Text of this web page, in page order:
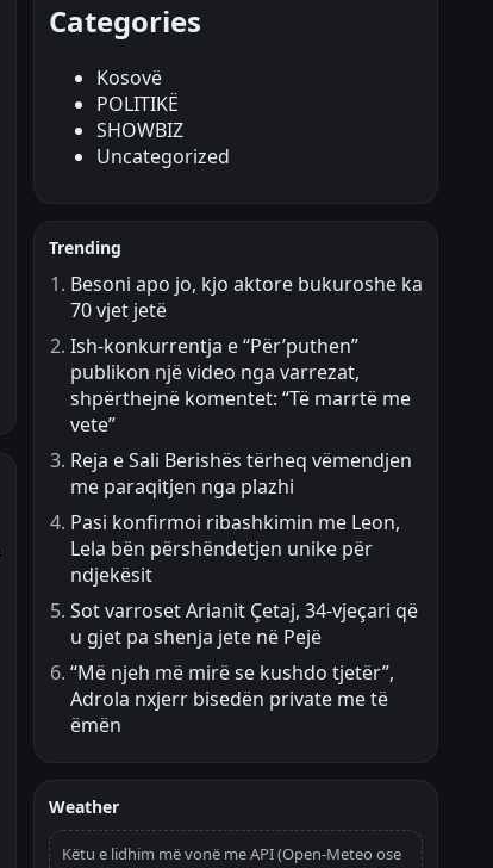
Categories
Kosovë
POLITIKË
SHOWBIZ
Uncategorized
Trending
Besoni apo jo, kjo aktore bukuroshe ka
70 vjet jetë
Ish-konkurrentja e “Për’puthen”
publikon një video nga varrezat,
shpërthejnë komentet: “Të marrtë me
vete”
Reja e Sali Berishës tërheq vëmendjen
me paraqitjen nga plazhi
Pasi konfirmoi ribashkimin me Leon,
Lela bën përshëndetjen unike për
ndjekësit
Sot varroset Arianit Çetaj, 34-vjeçari që
u gjet pa shenja jete në Pejë
“Më njeh më mirë se kushdo tjetër”,
Adrola nxjerr bisedën private me të
ëmën
Weather
Këtu e lidhim më vonë me API (Open-Meteo ose